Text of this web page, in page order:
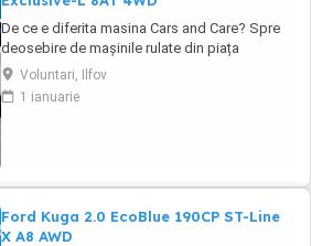
De ce e diferita masina Cars and Care? Spre
deosebire de mașinile rulate din piața
obișnuită, aceasta vine direct din flota proprie
a Business Lease — parte a grupului
internațional Autobinck, cu peste 10 ani de
Voluntari, Ilfov
1 ianuarie
Ford Kuga 2.0 EcoBlue 190CP ST-Line
X A8 AWD